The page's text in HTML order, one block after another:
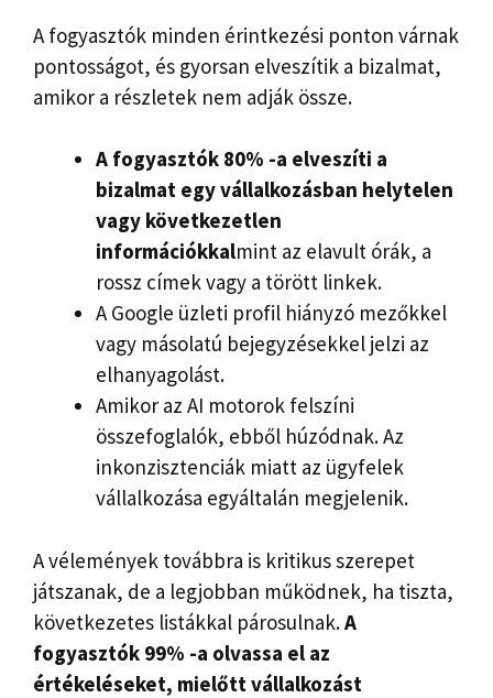
A fogyasztók minden érintkezési ponton várnak
pontosságot, és gyorsan elveszítik a bizalmat,
amikor a részletek nem adják össze.
A fogyasztók 80% -a elveszíti a
bizalmat egy vállalkozásban helytelen
vagy következetlen
információkkalmint az elavult órák, a
rossz címek vagy a törött linkek.
A Google üzleti profil hiányzó mezőkkel
vagy másolatú bejegyzésekkel jelzi az
elhanyagolást.
Amikor az AI motorok felszíni
összefoglalók, ebből húzódnak. Az
inkonzisztenciák miatt az ügyfelek
vállalkozása egyáltalán megjelenik.
A vélemények továbbra is kritikus szerepet
játszanak, de a legjobban működnek, ha tiszta,
következetes listákkal párosulnak.A
fogyasztók 99% -a olvassa el az
értékeléseket, mielőtt vállalkozást